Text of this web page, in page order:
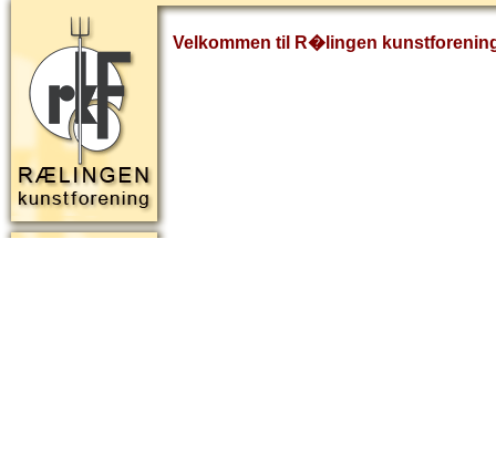
Velkommen til R�lingen